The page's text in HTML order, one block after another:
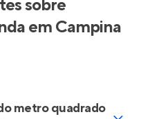
sobre
em Campina
metro quadrado